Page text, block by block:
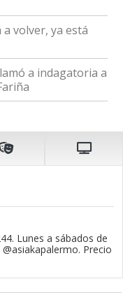
volver, ya está
a indagatoria a
Lunes a sábados de
Precio